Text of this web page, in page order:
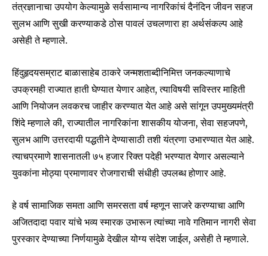
Join our community of
SUBSCRIBERS and be part of the
conversation.
To subscribe, simply enter your email address on our website
or click the subscribe button below. Don't worry, we respect
your privacy and won't spam your inbox. Your information is
safe with us.
I've read and accept the
तंत्रज्ञानाचा उपयोग केल्यामुळे सर्वसामान्य नागरिकांचं दैनंदिन जीवन सहज
सुलभ आणि सुखी करण्याकडे ठोस पावलं उचलणारा हा अर्थसंकल्प आहे
असेही ते म्हणाले.
हिंदुहृदयसम्राट बाळासाहेब ठाकरे जन्मशताब्दीनिमित्त जनकल्याणाचे
उपक्रमही राज्यात हाती घेण्यात येणार आहेत, त्याविषयी सविस्तर माहिती
आणि नियोजन लवकरच जाहीर करण्यात येत आहे असे सांगून उपमुख्यमंत्री
शिंदे म्हणाले की, राज्यातील नागरिकांना शासकीय योजना, सेवा सहजपणे,
सुलभ आणि उत्तरदायी पद्धतीने देण्यासाठी तशी यंत्रणा उभारण्यात येत आहे.
त्याचप्रमाणे शासनातली ७५ हजार रिक्त पदेही भरण्यात येणार असल्याने
युवकांना मोठ्या प्रमाणावर रोजगाराची संधीही उपलब्ध होणार आहे.
हे वर्ष सामाजिक समता आणि समरसता वर्ष म्हणून साजरे करण्याचा आणि
अजितदादा पवार यांचे भव्य स्मारक उभारून त्यांच्या नावे गतिमान नागरी सेवा
पुरस्कार देण्याच्या निर्णयामुळे देखील योग्य संदेश जाईल, असेही ते म्हणाले.